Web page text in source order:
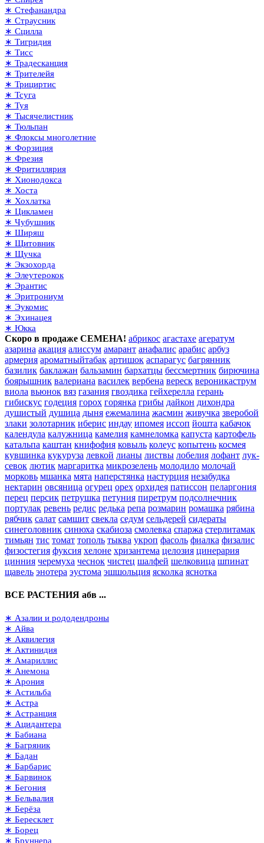
∗ Стефанандра
∗ Страусник
∗ Сцилла
∗ Тигридия
∗ Тисс
∗ Традесканция
∗ Трителейя
∗ Трициртис
∗ Тсуга
∗ Туя
∗ Тысячелистник
∗ Тюльпан
∗ Флоксы многолетние
∗ Форзиция
∗ Фрезия
∗ Фритиллярия
∗ Хионодокса
∗ Хоста
∗ Хохлатка
∗ Цикламен
∗ Чубушник
∗ Ширяш
∗ Щитовник
∗ Щучка
∗ Экзохорда
∗ Элеутерокок
∗ Эрантис
∗ Эритрониум
∗ Эукомис
∗ Эхинацея
∗ Юкка
Скоро в продаже СЕМЕНА! абрикос агастахе агератум
азарина акация алиссум амарант анафалис арабис арбуз
армерия ароматныйтабак артишок аспарагус багрянник
базилик баклажан бальзамин бархатцы бессмертник бирючина
боярышник валериана василек вербена вереск вероникаструм
виола вьюнок вяз газания гвоздика гейхерелла герань
гибискус годеция горох горянка грибы дайкон дихондра
душистый душица дыня ежемалина жасмин живучка зверобой
злаки золотарник иберис индау ипомея иссоп йошта кабачок
календула калужница камелия камнеломка капуста картофель
катальпа каштан книфофия ковыль колеус копытень космея
кувшинка кукуруза левкой лианы листвы лобелия лофант лук-
севок лютик маргаритка микрозелень молодило молочай
морковь мшанка мята наперстянка настурция незабудка
нектарин овсяница огурец орех орхидея патиссон пеларгония
перец персик петрушка петуния пиретрум подсолнечник
портулак ревень редис редька репа розмарин ромашка рябина
рябчик салат самшит свекла седум сельдерей сидераты
синеголовник синюха скабиоза смолевка спаржа стерлитамак
тимьян тис томат тополь тыква укроп фасоль фиалка физалис
физостегия фуксия хелоне хризантема целозия цинерария
цинния черемуха чеснок чистец шалфей шелковица шпинат
щавель энотера эустома эшшольция ясколка яснотка
ВСЕ РАСТЕНИЯ абв ...
∗ Азалии и рододендроны
∗ Айва
∗ Аквилегия
∗ Актинидия
∗ Амариллис
∗ Анемона
∗ Арония
∗ Астильба
∗ Астра
∗ Астранция
∗ Ацидантера
∗ Бабиана
∗ Багряник
∗ Бадан
∗ Барбарис
∗ Барвинок
∗ Бегония
∗ Бельвалия
∗ Берёза
∗ Бересклет
∗ Борец
∗ Бруннера